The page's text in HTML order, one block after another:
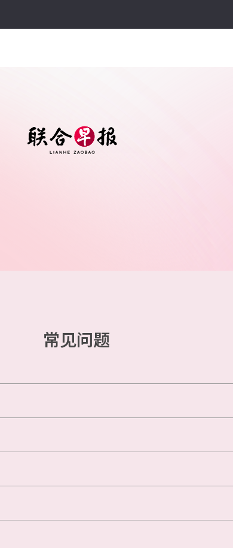
常见问题